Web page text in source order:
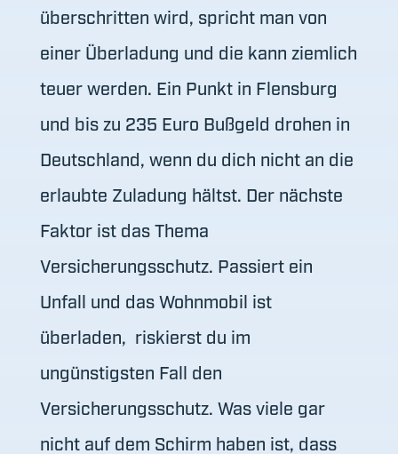
überschritten wird, spricht man von
einer Überladung und die kann ziemlich
teuer werden. Ein Punkt in Flensburg
und bis zu 235 Euro Bußgeld drohen in
Deutschland, wenn du dich nicht an die
erlaubte Zuladung hältst. Der nächste
Faktor ist das Thema
Versicherungsschutz. Passiert ein
Unfall und das Wohnmobil ist
überladen, riskierst du im
ungünstigsten Fall den
Versicherungsschutz. Was viele gar
nicht auf dem Schirm haben ist, dass